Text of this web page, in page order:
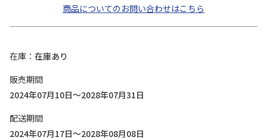
商品についてのお問い合わせはこちら
在庫
在庫あり
販売期間
2024年07月10日～2028年07月31日
配送期間
2024年07月17日～2028年08月08日